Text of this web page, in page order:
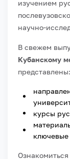
изучением
научно-
В свежем
Кубанскому
представлены:
курсы
ключевые